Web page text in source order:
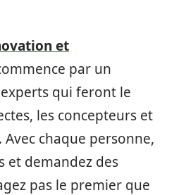
et
par un
qui feront le
les concepteurs et
chaque personne,
et demandez des
pas le premier que